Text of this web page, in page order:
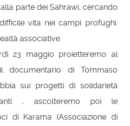
parte dei Sahrawi, cercando
vita nei campi profughi.
associative.
23 maggio proietteremo al
documentario di Tommaso
sui progetti di solidarietà
, ascolteremo poi le
di Karama (Associazione di